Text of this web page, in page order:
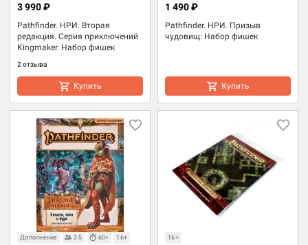
Pathfinder. НРИ. Вторая
редакция. Серия приключений
Kingmaker. Набор фишек
2 отзыва
3 990 ₽
Купить
Pathfinder. НРИ. Призыв
чудовищ: Набор фишек
1 490 ₽
Купить
Дополнение 2-5 60+ 16+ 16+